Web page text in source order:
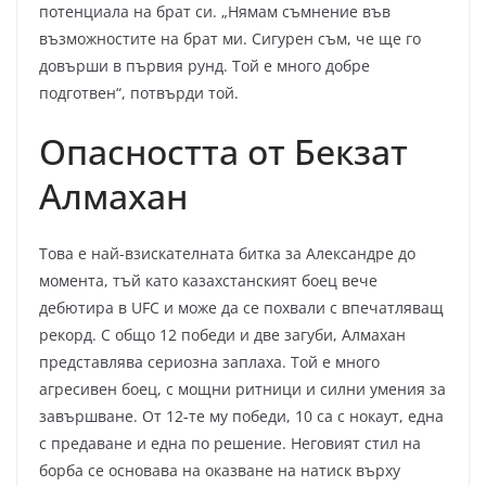
потенциала на брат си. „Нямам съмнение във
възможностите на брат ми. Сигурен съм, че ще го
довърши в първия рунд. Той е много добре
подготвен“, потвърди той.
Опасността от Бекзат
Алмахан
Това е най-взискателната битка за Александре до
момента, тъй като казахстанският боец вече
дебютира в UFC и може да се похвали с впечатляващ
рекорд. С общо 12 победи и две загуби, Алмахан
представлява сериозна заплаха. Той е много
агресивен боец, с мощни ритници и силни умения за
завършване. От 12-те му победи, 10 са с нокаут, една
с предаване и една по решение. Неговият стил на
борба се основава на оказване на натиск върху